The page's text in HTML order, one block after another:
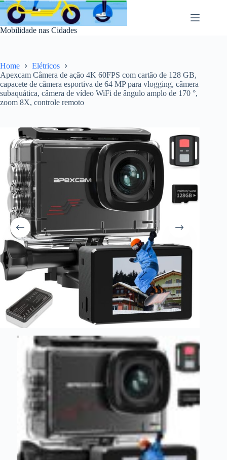
Pular
para
conteúdo
Mobilidade nas Cidades
Home
Elétricos
Apexcam Câmera de ação 4K 60FPS com cartão de 128 GB,
capacete de câmera esportiva de 64 MP para vlogging, câmera
subaquática, câmera de vídeo WiFi de ângulo amplo de 170 °,
zoom 8X, controle remoto